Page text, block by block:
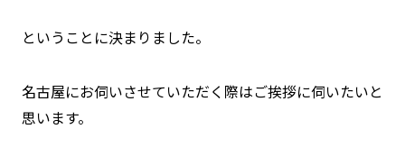
ということに決まりました。
名古屋にお伺いさせていただく際はご挨拶に伺いたいと
思います。